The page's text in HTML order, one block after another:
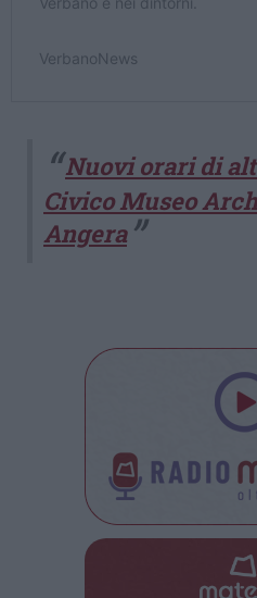
Nuovi orari di
Civico Museo
Angera